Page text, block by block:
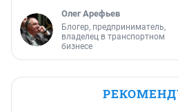
Олег Арефьев
Блогер, предприниматель,
владелец в транспортном
бизнесе